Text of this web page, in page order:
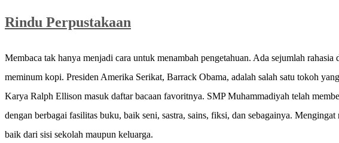
Rindu Perpustakaan
Membaca tak hanya menjadi cara untuk menambah pengetahuan. Ada sejumlah
meminum kopi. Presiden Amerika Serikat, Barrack Obama, adalah salah satu tokoh
Karya Ralph Ellison masuk daftar bacaan favoritnya. SMP Muhammadiyah telah
dengan berbagai fasilitas buku, baik seni, sastra, sains, fiksi, dan sebagainya.
baik dari sisi sekolah maupun keluarga.